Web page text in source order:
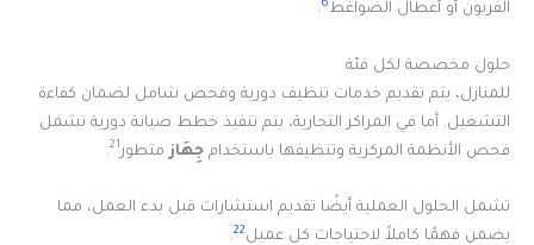
الفريون أو أعطال الضواغط6
.
حلول مخصصة لكل فئة
للمنازل، يتم تقديم خدمات تنظيف دورية وفحص شامل لضمان كفاءة
التشغيل. أما في المراكز التجارية، يتم تنفيذ خطط صيانة دورية تشمل
فحص الأنظمة المركزية وتنظيفها باستخدام جِهَاز متطور 21
.
تشمل الحلول العملية أيضًا تقديم استشارات قبل بدء العمل، مما
يضمن فهمًا كاملاً لاحتياجات كل عميل22
.